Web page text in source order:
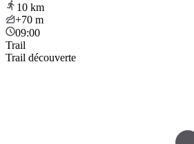
10 km
+70 m
09:00
Trail
Trail découverte